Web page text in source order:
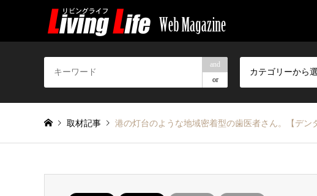
and
or
カテゴリーから
取材記事 港の灯台のような地域密着型の歯医者さん。【デン